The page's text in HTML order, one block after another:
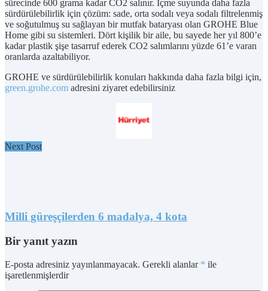
sürecinde 600 grama kadar CO2 salınır. İçme suyunda daha fazla
sürdürülebilirlik için çözüm: sade, orta sodalı veya sodalı filtrelenmiş
ve soğutulmuş su sağlayan bir mutfak bataryası olan GROHE Blue
Home gibi su sistemleri. Dört kişilik bir aile, bu sayede her yıl 800’e
kadar plastik şişe tasarruf ederek CO2 salımlarını yüzde 61’e varan
oranlarda azaltabiliyor.
GROHE ve sürdürülebilirlik konuları hakkında daha fazla bilgi için,
green.grohe.com adresini ziyaret edebilirsiniz
Next Post
Milli güreşçilerden 6 madalya, 4 kota
Bir yanıt yazın
E-posta adresiniz yayınlanmayacak. Gerekli alanlar * ile
işaretlenmişlerdir